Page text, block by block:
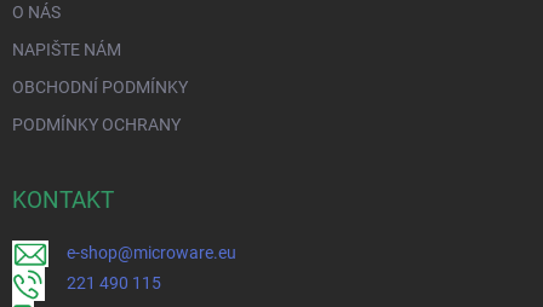
O NÁS
NAPIŠTE NÁM
OBCHODNÍ PODMÍNKY
PODMÍNKY OCHRANY
KONTAKT
e-shop@microware.eu
221 490 115